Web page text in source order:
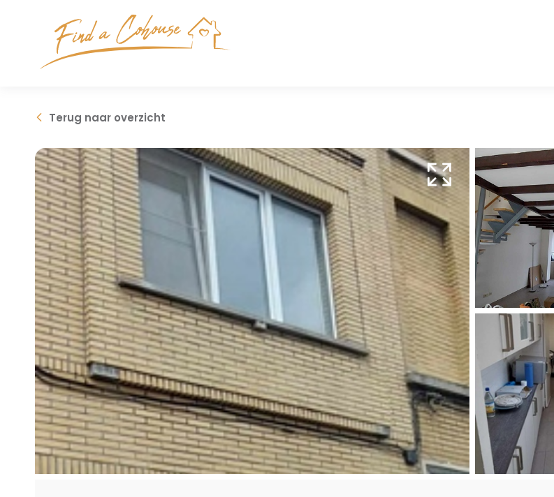
Terug naar overzicht